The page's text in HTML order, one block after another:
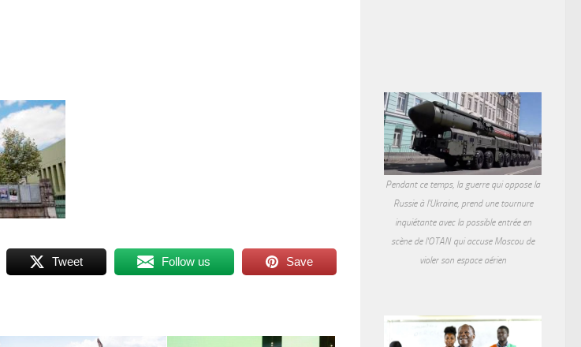
Tweet Follow us Save
Pendant ce temps, la guerre qui oppose la
Russie à l'Ukraine, prend une tournure
inquiétante avec la possible entrée en
scène de l'OTAN qui accuse Moscou de
violer son espace aérien